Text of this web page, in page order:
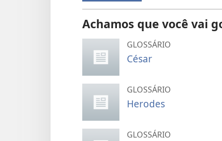
Achamos que você vai
GLOSSÁRIO
César
GLOSSÁRIO
Herodes
GLOSSÁRIO